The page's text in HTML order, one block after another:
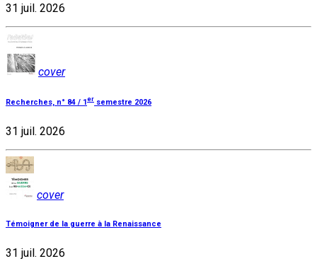
31 juil. 2026
cover
Recherches, n° 84 / 1 er semestre 2026
31 juil. 2026
cover
Témoigner de la guerre à la Renaissance
31 juil. 2026